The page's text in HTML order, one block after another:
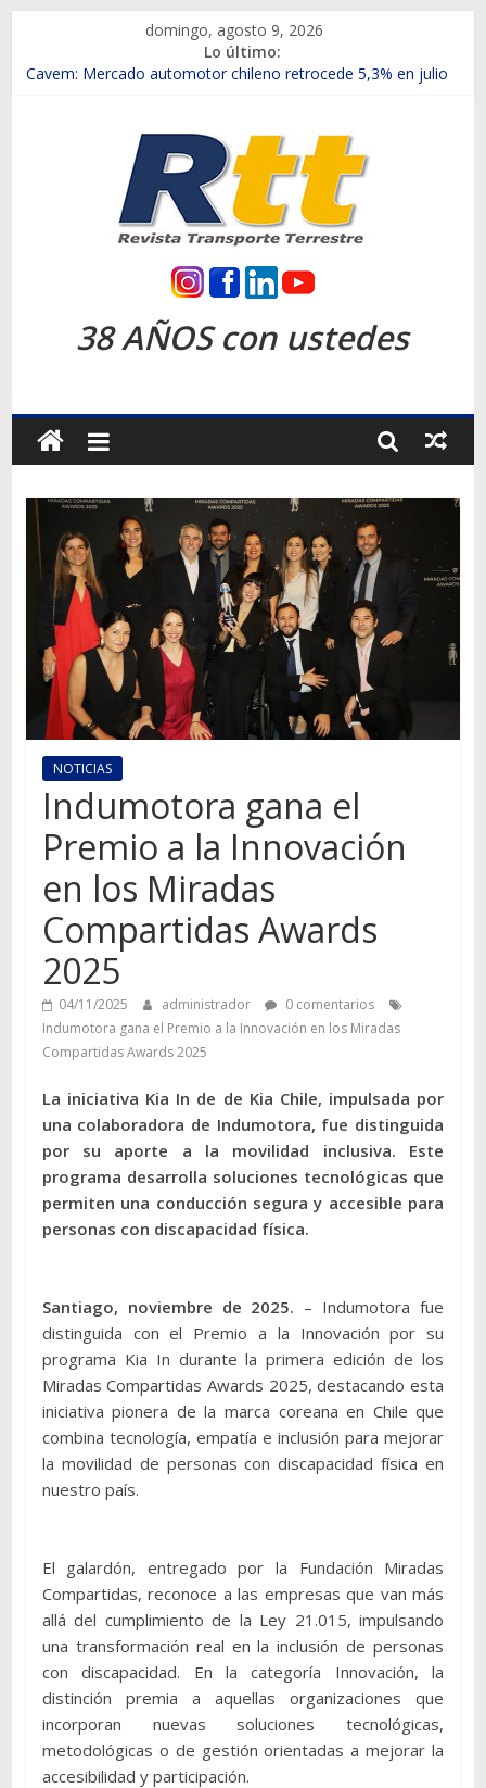
contenido
domingo, agosto 9, 2026
Lo último:
Chile es el primer mercado internacional en lanzar la nueva
Salfa suma vehículos electrificados de Chevrolet en el Biobío
Samex amplía su red con nuevas sucursales en Rancagua y
SINOTRUK Pick-ups presentó la recién estrenada Bolden en
la Expo Compras Públicas 2026
Revista
Transporte
Terrestre
Autos,
camiones,
motos,
información
mundo
del
transporte
38 AÑOS con ustedes
NOTICIAS
Indumotora gana el
Premio a la Innovación
en los Miradas
Compartidas Awards
2025
04/11/2025 administrador
0 comentarios
Indumotora gana el Premio a la Innovación en los Miradas
Compartidas Awards 2025
La iniciativa Kia In de de Kia Chile, impulsada por
una colaboradora de Indumotora, fue distinguida
por su aporte a la movilidad inclusiva. Este
programa desarrolla soluciones tecnológicas que
permiten una conducción segura y accesible para
personas con discapacidad física.
Santiago, noviembre de 2025. – Indumotora fue
distinguida con el Premio a la Innovación por su
programa Kia In durante la primera edición de los
Miradas Compartidas Awards 2025, destacando esta
iniciativa pionera de la marca coreana en Chile que
combina tecnología, empatía e inclusión para mejorar
la movilidad de personas con discapacidad física en
nuestro país.
El galardón, entregado por la Fundación Miradas
Compartidas, reconoce a las empresas que van más
allá del cumplimiento de la Ley 21.015, impulsando
una transformación real en la inclusión de personas
con discapacidad. En la categoría Innovación, la
distinción premia a aquellas organizaciones que
incorporan nuevas soluciones tecnológicas,
metodológicas o de gestión orientadas a mejorar la
accesibilidad y participación.